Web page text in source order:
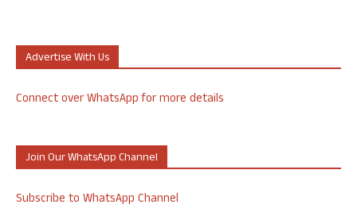
Advertise With Us
Connect over WhatsApp for more details
Join Our WhatsApp Channel
Subscribe to WhatsApp Channel